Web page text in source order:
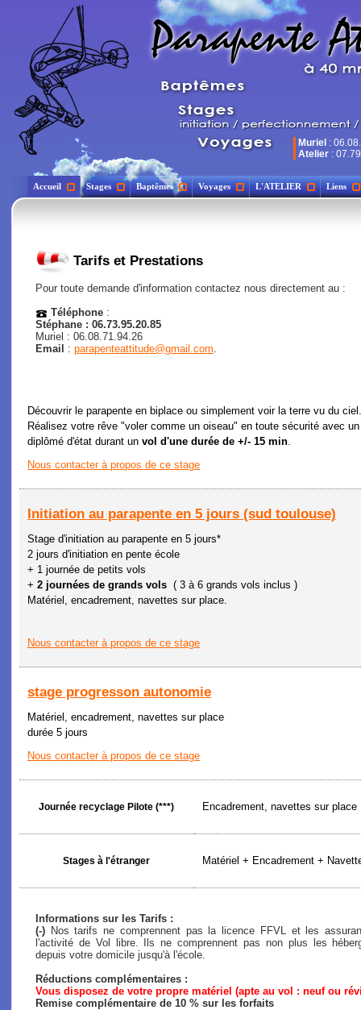
Muriel :
Atelier :
Accueil Stages Baptêmes Voyages L'ATELIER Liens
Tarifs et Prestations
Pour toute demande d'information contactez nous directement au :
Téléphone :
Stéphane : 06.73.95.20.85
Muriel : 06.08.71.94.26
Email
: parapenteattitude@gmail.com.
Découvrir le parapente en biplace ou simplement voir la terre vu du
Réalisez votre rêve "voler comme un oiseau" en toute sécurité avec
diplômé d'état durant un vol d'une durée de +/- 15 min.
Nous contacter à propos de ce stage
Initiation au parapente en 5 jours (sud toulouse)
Stage d'initiation au parapente en 5 jours*
2 jours d'initiation en pente école
+ 1 journée de petits vols
+ 2 journées de grands vols ( 3 à 6 grands vols inclus )
Matériel, encadrement, navettes sur place.
Nous contacter à propos de ce stage
stage progresson autonomie
Matériel, encadrement, navettes sur place
durée 5 jours
Nous contacter à propos de ce stage
Journée recyclage Pilote (***) Encadrement, navettes sur place
Stages à l'étranger Matériel + Encadrement +
Informations sur les Tarifs :
(-) Nos tarifs ne comprennent pas la licence FFVL et les
l'activité de Vol libre. Ils ne comprennent pas non plus les
depuis votre domicile jusqu'à l'école.
Réductions complémentaires :
Vous disposez de votre propre matériel (apte au vol : neuf ou
Remise complémentaire de 10 % sur les forfaits